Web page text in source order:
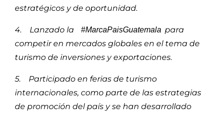
estratégicos y de oportunidad.
4. Lanzado la #MarcaPaisGuatemala para
competir en mercados globales en el tema de
turismo de inversiones y exportaciones.
5. Participado en ferias de turismo
internacionales, como parte de las estrategias
de promoción del país y se han desarrollado